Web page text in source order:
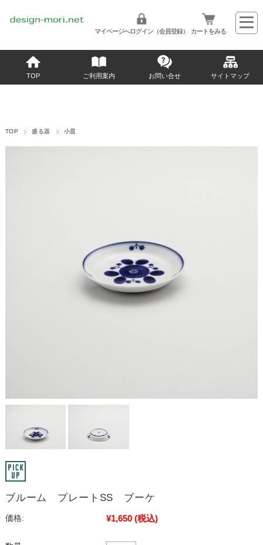
マイページへログイン（会員登録） カートをみる
TOP ご利用案内 お問い合せ サイトマップ
TOP 盛る器 小皿
ブルーム プレートSS ブーケ
価格: ¥1,650 (税込)